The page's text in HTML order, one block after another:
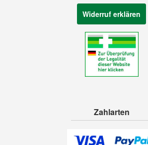
Widerruf erklären
Zahlarten